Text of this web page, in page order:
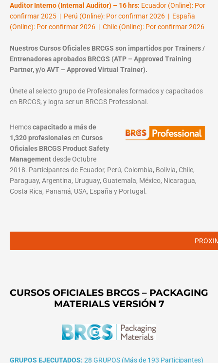
Auditor Interno (Internal Auditor) – 16 hrs: Ecuador (Online): Por
confirmar 2025 | Perú (Online): Por confirmar 2026 | España
(Online): Por confirmar 2026 | Chile (Online): Por confirmar 2026
Nuestros Cursos Oficiales BRCGS son impartidos por Trainers /
Entrenadores aprobados BRCGS (ATP – Approved Training
Partner, y/o AVT – Approved Virtual Trainer).
Únete al selecto grupo de Profesionales formados y capacitados
en BRCGS, y logra ser un BRCGS Professional.
Hemoscapacitado a más de
1,320 profesionalesen Cursos
Oficiales BRCGS Product Safety
Managementdesde Octubre
2018. Participantes de Ecuador, Perú, Colombia, Bolivia, Chile,
Paraguay, Argentina, Uruguay, Guatemala, México, Nicaragua,
Costa Rica, Panamá, USA, España y Portugal.
CURSOS OFICIALES BRCGS – PACKAGING
MATERIALS VERSIÓN 7
GRUPOS EJECUTADOS: 28 GRUPOS (Más de 193 Participantes)